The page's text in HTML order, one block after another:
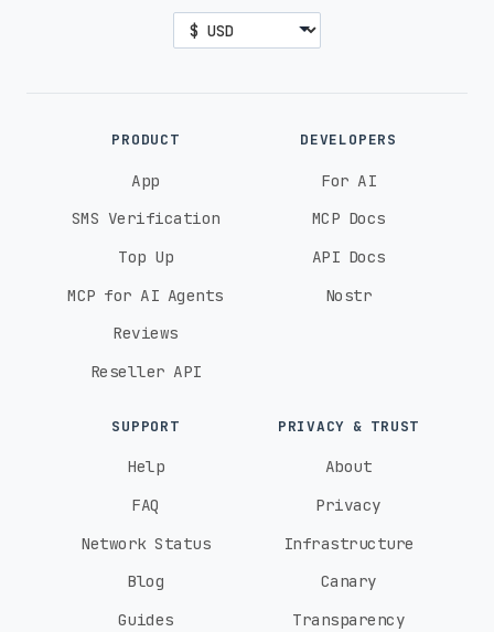
PRODUCT
App
SMS Verification
Top Up
MCP for AI Agents
Reviews
Reseller API
DEVELOPERS
For AI
MCP Docs
API Docs
Nostr
SUPPORT
Help
FAQ
Network Status
Blog
Guides
PRIVACY & TRUST
About
Privacy
Infrastructure
Canary
Transparency